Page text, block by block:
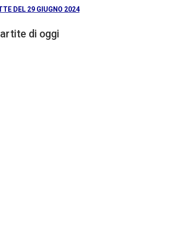
DEL 29 GIUGNO 2024
di oggi